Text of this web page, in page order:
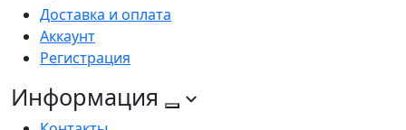
Доставка и оплата
Аккаунт
Регистрация
Информация